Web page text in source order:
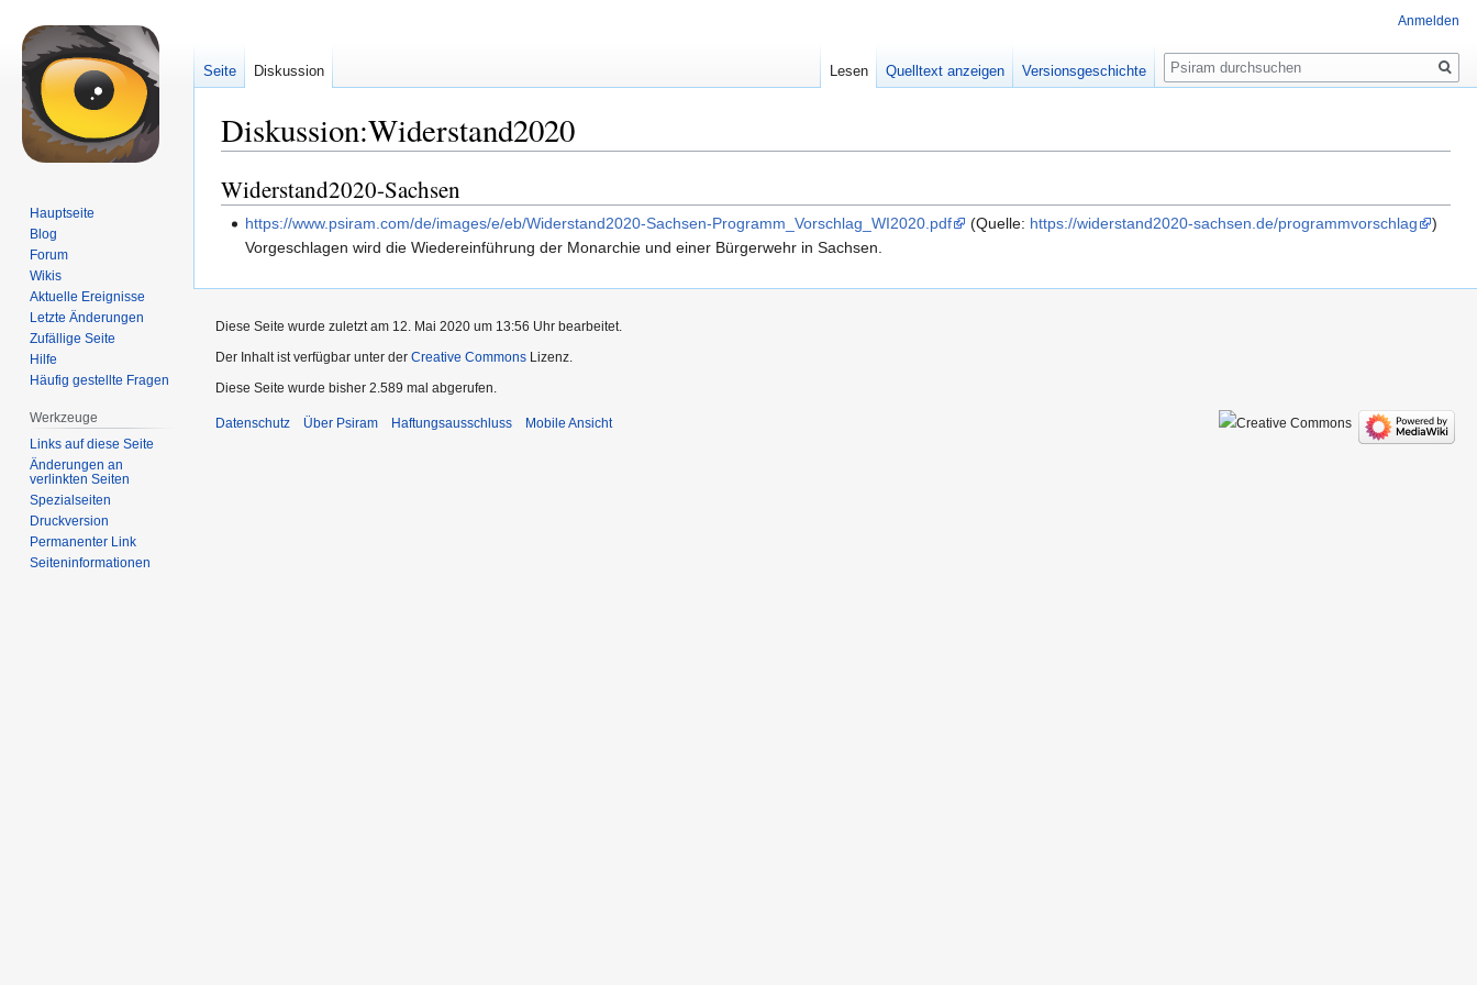
Diskussion:Widerstand2020
Zur
Navigation
springen
Zur
Suche
springen
Widerstand2020-Sachsen
https://www.psiram.com/de/images/e/eb/Widerstand2020-Sachsen-Programm_Vorschlag_WI2020.pdf (Quelle: https://widerstand2020-sachsen.de/programmvorschlag
)
Vorgeschlagen wird die Wiedereinführung der Monarchie und einer Bürgerwehr in Sachsen.
Anmelden
Seite Diskussion Lesen Quelltext anzeigen Versionsgeschichte
Suche
Hauptseite
Blog
Forum
Wikis
Aktuelle Ereignisse
Letzte Änderungen
Zufällige Seite
Hilfe
Häufig gestellte Fragen
Werkzeuge
Links auf diese Seite
Änderungen an
verlinkten Seiten
Spezialseiten
Druckversion
Permanenter Link
Seiten­informationen
Diese Seite wurde zuletzt am 12. Mai 2020 um 13:56 Uhr bearbeitet.
Der Inhalt ist verfügbar unter der Creative Commons Lizenz.
Diese Seite wurde bisher 2.589 mal abgerufen.
Datenschutz Über Psiram Haftungsausschluss Mobile Ansicht